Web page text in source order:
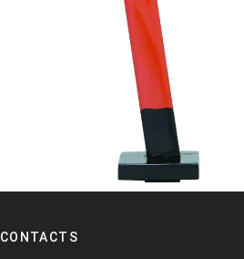
CONTACTS